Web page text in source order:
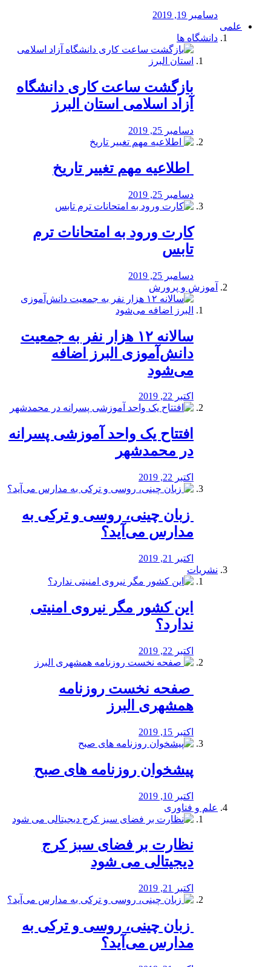
دسامبر 19, 2019
علمی
دانشگاه ها
بازگشت ساعت کاری دانشگاه
آزاد اسلامی استان البرز
دسامبر 25, 2019
️ اطلاعیه مهم تغییر تاریخ
دسامبر 25, 2019
کارت ورود به امتحانات ترم
تابس
دسامبر 25, 2019
آموزش و پرورش
️سالانه ۱۲ هزار نفر به جمعیت
دانش‌آموزی البرز اضافه
می‌شود
اکتبر 22, 2019
افتتاح یک واحد آموزشی پسرانه
در محمدشهر
اکتبر 22, 2019
️ زبان چینی، روسی و ترکی به
مدارس می‌آید؟
اکتبر 21, 2019
نشریات
این کشور مگر نیروی امنیتی
ندارد؟
اکتبر 22, 2019
️ صفحه نخست روزنامه‌
همشهری البرز
اکتبر 15, 2019
پیشخوان روزنامه های صبح
اکتبر 10, 2019
علم و فناوری
نظارت بر فضای سبز کرج
دیجیتالی می شود
اکتبر 21, 2019
️ زبان چینی، روسی و ترکی به
مدارس می‌آید؟